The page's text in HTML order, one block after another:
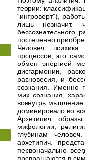
теории:
“интроверт”),
лишь незначит.
бессознательного
постепенно
Человеч. психика
процессов, это
обмен энергией
дисгармонии,
равновесия, и
сознания. Именно
мир сознания,
вовнутрь мышление
доминировало во
Архетипич.
мифологии,
глубинам
архетипич.
первоначально
превращаются в